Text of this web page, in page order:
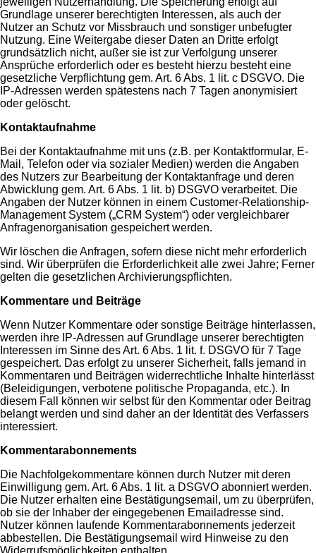
Grundlage unserer berechtigten Interessen, als auch der
Nutzer an Schutz vor Missbrauch und sonstiger unbefugter
Nutzung. Eine Weitergabe dieser Daten an Dritte erfolgt
grundsätzlich nicht, außer sie ist zur Verfolgung unserer
Ansprüche erforderlich oder es besteht hierzu besteht eine
gesetzliche Verpflichtung gem. Art. 6 Abs. 1 lit. c DSGVO. Die
IP-Adressen werden spätestens nach 7 Tagen anonymisiert
oder gelöscht.
Kontaktaufnahme
Bei der Kontaktaufnahme mit uns (z.B. per Kontaktformular, E-
Mail, Telefon oder via sozialer Medien) werden die Angaben
des Nutzers zur Bearbeitung der Kontaktanfrage und deren
Abwicklung gem. Art. 6 Abs. 1 lit. b) DSGVO verarbeitet. Die
Angaben der Nutzer können in einem Customer-Relationship-
Management System („CRM System“) oder vergleichbarer
Anfragenorganisation gespeichert werden.
Wir löschen die Anfragen, sofern diese nicht mehr erforderlich
sind. Wir überprüfen die Erforderlichkeit alle zwei Jahre; Ferner
gelten die gesetzlichen Archivierungspflichten.
Kommentare und Beiträge
Wenn Nutzer Kommentare oder sonstige Beiträge hinterlassen,
werden ihre IP-Adressen auf Grundlage unserer berechtigten
Interessen im Sinne des Art. 6 Abs. 1 lit. f. DSGVO für 7 Tage
gespeichert. Das erfolgt zu unserer Sicherheit, falls jemand in
Kommentaren und Beiträgen widerrechtliche Inhalte hinterlässt
(Beleidigungen, verbotene politische Propaganda, etc.). In
diesem Fall können wir selbst für den Kommentar oder Beitrag
belangt werden und sind daher an der Identität des Verfassers
interessiert.
Kommentarabonnements
Die Nachfolgekommentare können durch Nutzer mit deren
Einwilligung gem. Art. 6 Abs. 1 lit. a DSGVO abonniert werden.
Die Nutzer erhalten eine Bestätigungsemail, um zu überprüfen,
ob sie der Inhaber der eingegebenen Emailadresse sind.
Nutzer können laufende Kommentarabonnements jederzeit
abbestellen. Die Bestätigungsemail wird Hinweise zu den
Widerrufsmöglichkeiten enthalten.